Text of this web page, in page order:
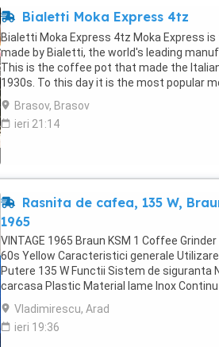
Bialetti Moka Express 4tz
Bialetti Moka Express 4tz Moka Express
made by Bialetti, the world's leading
This is the coffee pot that made the
1930s. To this day it is the most popular
more than 200 million pots have ...
Brasov, Brasov
ieri 21:14
Rasnita de cafea, 135 W,
1965
VINTAGE 1965 Braun KSM 1 Coffee
60s Yellow Caracteristici generale
Putere 135 W Functii Sistem de siguranta
carcasa Plastic Material lame Inox
*produs import Germania. *stare ...
Vladimirescu, Arad
ieri 19:36